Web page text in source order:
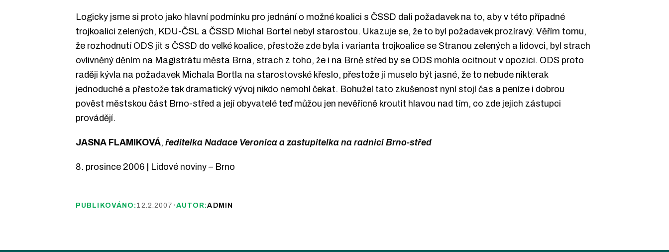
Logicky jsme si proto jako hlavní podmínku pro jednání o možné koalici s ČSSD dali požadavek na to, aby v této případné
trojkoalici zelených, KDU-ČSL a ČSSD Michal Bortel nebyl starostou. Ukazuje se, že to byl požadavek prozíravý. Věřím tomu,
že rozhodnutí ODS jít s ČSSD do velké koalice, přestože zde byla i varianta trojkoalice se Stranou zelených a lidovci, byl strach
ovlivněný děním na Magistrátu města Brna, strach z toho, že i na Brně střed by se ODS mohla ocitnout v opozici. ODS proto
raději kývla na požadavek Michala Bortla na starostovské křeslo, přestože jí muselo být jasné, že to nebude nikterak
jednoduché a přestože tak dramatický vývoj nikdo nemohl čekat. Bohužel tato zkušenost nyní stojí čas a peníze i dobrou
pověst městskou část Brno-střed a její obyvatelé teď můžou jen nevěřícně kroutit hlavou nad tím, co zde jejich zástupci
provádějí.
JASNA FLAMIKOVÁ, ředitelka Nadace Veronica a zastupitelka na radnici Brno-střed
8. prosince 2006 | Lidové noviny – Brno
PUBLIKOVÁNO: 12.2.2007 •AUTOR:ADMIN